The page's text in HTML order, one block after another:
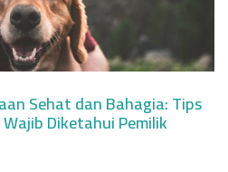
Sehat dan Bahagia: Tips
Diketahui Pemilik